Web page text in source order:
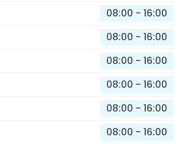
08:00 - 16:00
08:00 - 16:00
08:00 - 16:00
08:00 - 16:00
08:00 - 16:00
08:00 - 16:00